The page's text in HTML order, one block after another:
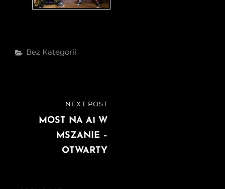
Categories
Bez Kategorii
Nawigacja
wpisu
POST
NEXT POST
MOST NA A1 W
MSZANIE –
OTWARTY